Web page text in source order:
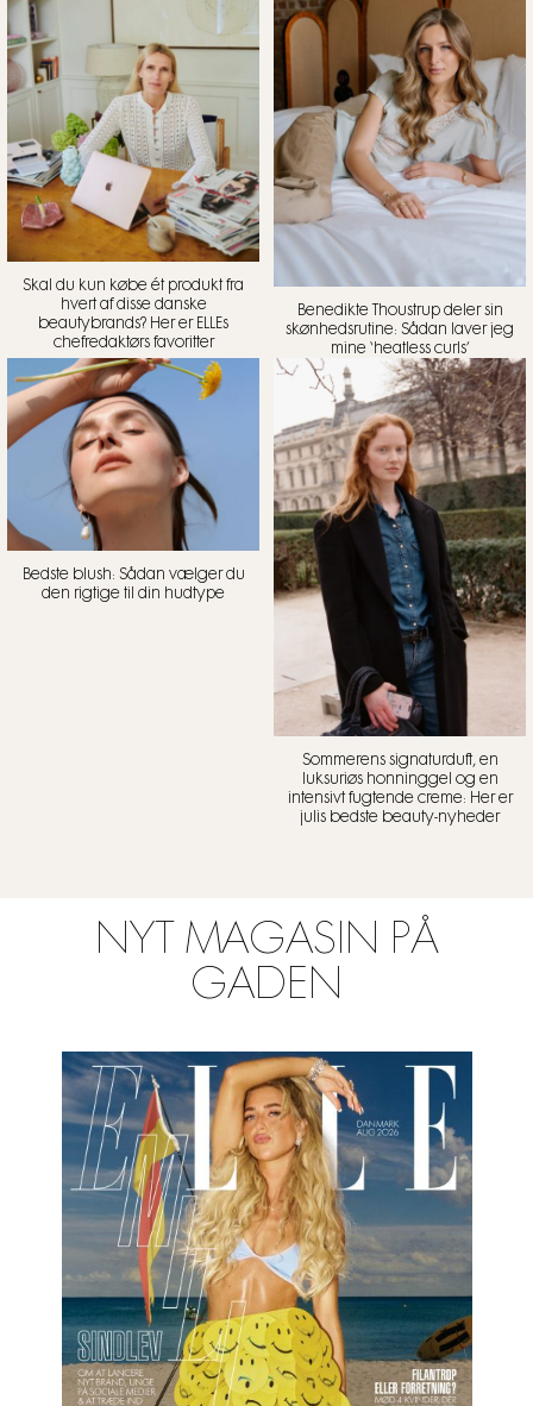
Skal du kun købe ét produkt fra
hvert af disse danske
beautybrands? Her er ELLEs
chefredaktørs favoritter
Benedikte Thoustrup deler sin
skønhedsrutine: Sådan laver jeg
mine ‘heatless curls’
Bedste blush: Sådan vælger du
den rigtige til din hudtype
Sommerens signaturduft, en
luksuriøs honninggel og en
intensivt fugtende creme: Her er
julis bedste beauty-nyheder
NYT MAGASIN PÅ
GADEN